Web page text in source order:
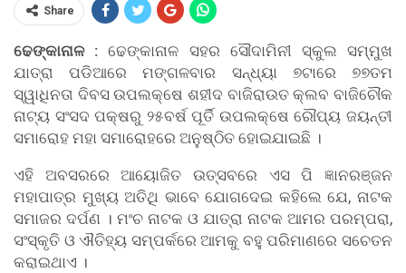
Share
ଢେଙ୍କାନାଳ : ଢେଙ୍କାନାଳ ସହର ସୌଦାମିନୀ ସ୍କୁଲ ସମ୍ମୁଖ
ଯାତ୍ରା ପଡିଆରେ ମଙ୍ଗଳବାର ସନ୍ଧ୍ୟା ୭ଟାରେ ୭୭ତମ
ସ୍ୱାଧିନତା ଦିବସ ଉପଲକ୍ଷେ ଶହୀଦ ବାଜିରାଉତ କ୍ଲବ ବାଜିଚୌକ
ନାଟ୍ୟ ସଂସଦ ପକ୍ଷରୁ ୨୫ବର୍ଷ ପୂର୍ତି ଉପଲକ୍ଷେ ରୌପ୍ୟ ଜୟନ୍ତୀ
ସମାରୋହ ମହା ସମାରୋହରେ ଅନୁଷ୍ଠିତ ହୋଇଯାଇଛି ।
ଏହି ଅବସରରେ ଆୟୋଜିତ ଉତ୍ସବରେ ଏସ ପି ଜ୍ଞାନରଞ୍ଜନ
ମହାପାତ୍ର ମୁଖ୍ୟ ଅତିଥି ଭାବେ ଯୋଗଦେଇ କହିଲେ ଯେ, ନାଟକ
ସମାଜର ଦର୍ପଣ । ମଂଚ ନାଟକ ଓ ଯାତ୍ରା ନାଟକ ଆମର ପରମ୍ପରା,
ସଂସ୍କୃତି ଓ ଐତିହ୍ୟ ସମ୍ପର୍କରେ ଆମକୁ ବହୁ ପରିମାଣରେ ସଚେତନ
କରାଇଥାଏ ।